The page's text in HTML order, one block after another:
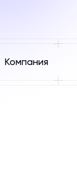
Компания